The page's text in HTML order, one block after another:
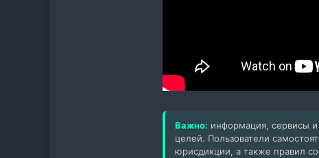
Важно: информация, сервисы
целей. Пользователи
юрисдикции, а также правил